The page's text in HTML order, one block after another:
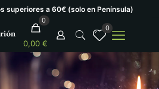
superiores a 60€ (solo en Península)
0
0,00 €
0